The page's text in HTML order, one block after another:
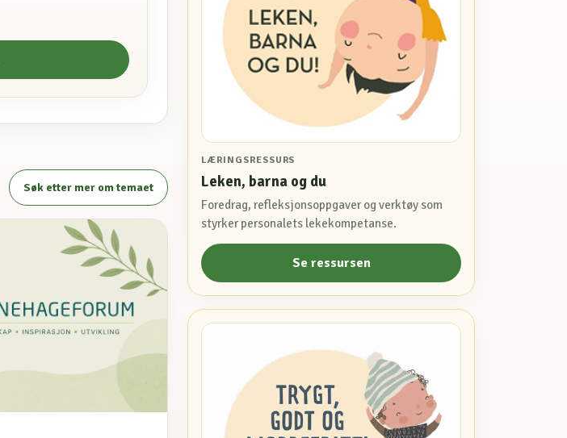
Søk etter mer om temaet
LÆRINGSRESSURS
Leken, barna og du
Foredrag, refleksjonsoppgaver og verktøy som
styrker personalets lekekompetanse.
Se ressursen